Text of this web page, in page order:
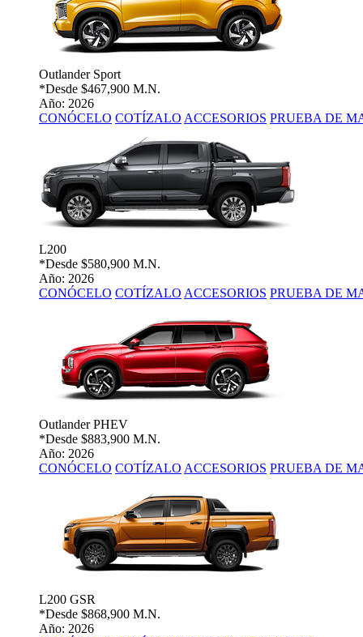
Outlander Sport
*Desde $467,900 M.N.
Año: 2026
CONÓCELO COTÍZALO ACCESORIOS PRUEBA DE
L200
*Desde $580,900 M.N.
Año: 2026
CONÓCELO COTÍZALO ACCESORIOS PRUEBA DE
Outlander PHEV
*Desde $883,900 M.N.
Año: 2026
CONÓCELO COTÍZALO ACCESORIOS PRUEBA DE
L200 GSR
*Desde $868,900 M.N.
Año: 2026